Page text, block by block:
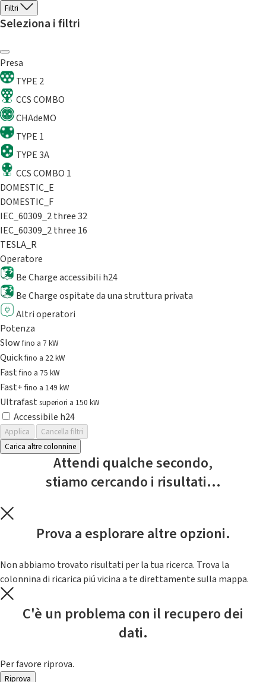
Filtri
Seleziona i filtri
Presa
TYPE 2
CCS COMBO
CHAdeMO
TYPE 1
TYPE 3A
CCS COMBO 1
DOMESTIC_E
DOMESTIC_F
IEC_60309_2 three 32
IEC_60309_2 three 16
TESLA_R
Operatore
Be Charge accessibili h24
Be Charge ospitate da una struttura privata
Altri operatori
Potenza
Slowfino a 7 kW
Quickfino a 22 kW
Fastfino a 75 kW
Fast+fino a 149 kW
Ultrafast superiori a 150 kW
Accessibile h24
Applica
Cancella filtri
Carica altre colonnine
Attendi qualche secondo,
stiamo cercando i risultati...
Prova a esplorare altre opzioni.
Non abbiamo trovato risultati per la tua ricerca. Trova la
colonnina di ricarica piú vicina a te direttamente sulla mappa.
C'è un problema con il recupero dei
dati.
Per favore riprova.
Riprova